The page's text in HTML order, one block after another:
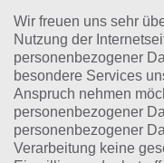
Die Lösung für das
1.4.2018 lautet:
EIER
Wir freuen uns sehr
Nutzung der
personenbezogener
besondere Services
Anspruch nehmen
personenbezogener
personenbezogener
Verarbeitung keine